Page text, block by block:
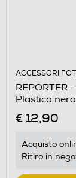
ACCESSORI
REPORTER
Plastica nera
€ 12,90
Acquisto
Ritiro in